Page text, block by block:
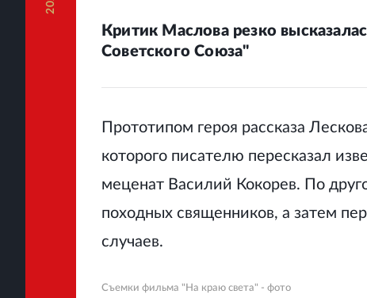
Критик Маслова резко
Советского Союза"
Прототипом героя рассказа
которого писателю пересказал
меценат Василий Кокорев. По
походных священников, а затем
случаев.
Съемки фильма "На краю света" - фото